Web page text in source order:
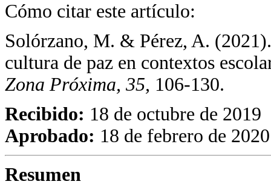
Cómo citar este artículo:
Solórzano, M. & Pérez, A.
cultura de paz en contextos
Zona Próxima, 35, 106-130.
Recibido: 18 de octubre de 2019
Aprobado: 18 de febrero de 2020
Resumen